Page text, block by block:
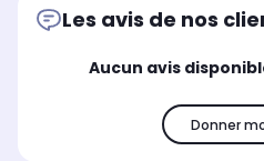
Les avis de nos
Aucun avis
Donner